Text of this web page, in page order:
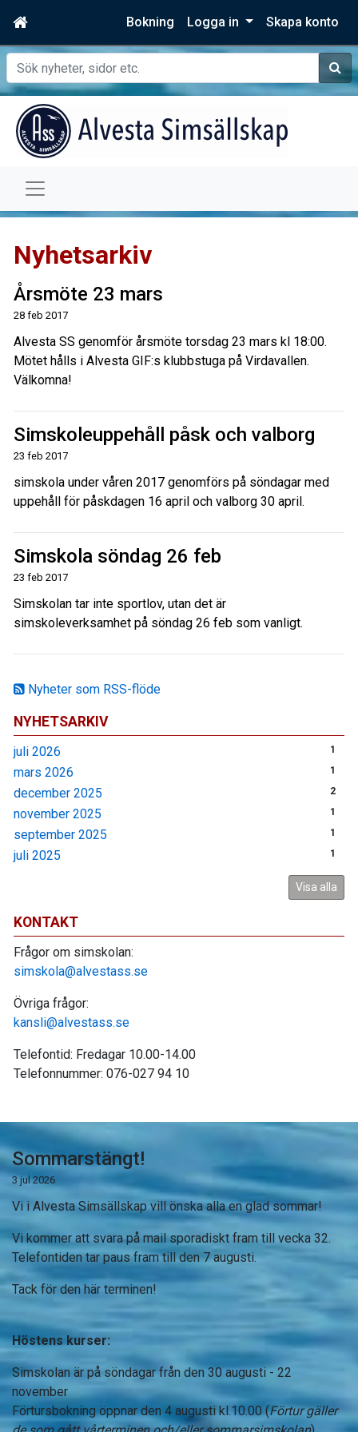
Bokning Logga in Skapa konto
Sök
Nyheter som RSS-flöde
NYHETSARKIV
juli 2026 1
mars 2026 1
december 2025 2
november 2025 1
september 2025 1
juli 2025 1
Visa alla
Nyhetsarkiv
Årsmöte 23 mars
28 feb 2017
Alvesta SS genomför årsmöte torsdag 23 mars kl 18:00.
Mötet hålls i Alvesta GIF:s klubbstuga på Virdavallen.
Välkomna!
Simskoleuppehåll påsk och valborg
23 feb 2017
simskola under våren 2017 genomförs på söndagar med
uppehåll för påskdagen 16 april och valborg 30 april.
Simskola söndag 26 feb
23 feb 2017
Simskolan tar inte sportlov, utan det är
simskoleverksamhet på söndag 26 feb som vanligt.
KONTAKT
Frågor om simskolan:
simskola@alvestass.se
Övriga frågor:
kansli@alvestass.se
Telefontid: Fredagar 10.00-14.00
Telefonnummer: 076-027 94 10
Sommarstängt!
3 jul 2026
Vi i Alvesta Simsällskap vill önska alla en glad sommar!
Vi kommer att svara på mail sporadiskt fram till vecka 32.
Telefontiden tar paus fram till den 7 augusti.
Tack för den här terminen!
Höstens kurser:
Simskolan är på söndagar från den 30 augusti - 22
november
Förtursbokning öppnar den 4 augusti kl.10.00 (Förtur gäller